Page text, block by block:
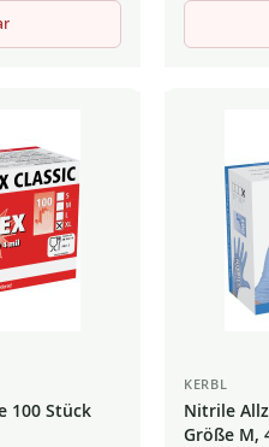
100 Stück
KERBL
Nitrile
Größe M,